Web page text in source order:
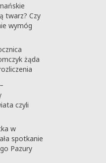
twarz? Czy
wymóg
żąda
czyli
w
spotkanie
Pazury